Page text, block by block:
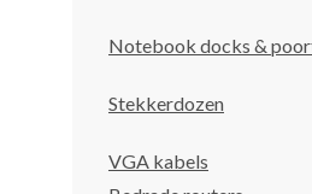
Notebook docks &
Stekkerdozen
VGA kabels